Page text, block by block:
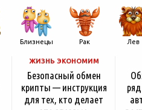
Близнецы Рак Лев
ЖИЗНЬ ЭКОНОМИМ
Безопасный обмен
крипты — инструкция
для тех, кто делает